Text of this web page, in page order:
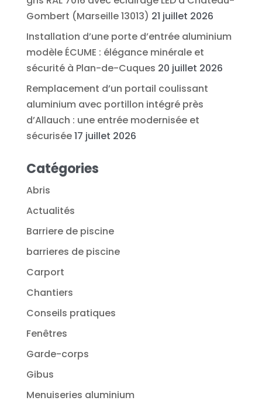
Gombert (Marseille 13013) 21 juillet 2026
Installation d’une porte d’entrée aluminium
modèle ÉCUME : élégance minérale et
sécurité à Plan-de-Cuques 20 juillet 2026
Remplacement d’un portail coulissant
aluminium avec portillon intégré près
d’Allauch : une entrée modernisée et
sécurisée17 juillet 2026
Catégories
Abris
Actualités
Barriere de piscine
barrieres de piscine
Carport
Chantiers
Conseils pratiques
Fenêtres
Garde-corps
Gibus
Menuiseries aluminium